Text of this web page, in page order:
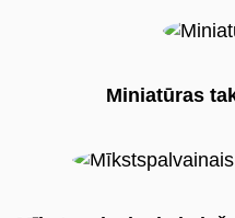
Miniatūras